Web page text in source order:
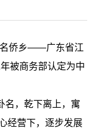
名侨乡——广东省江
被商务部认定为中
名，乾下离上，寓
经营下，逐步发展